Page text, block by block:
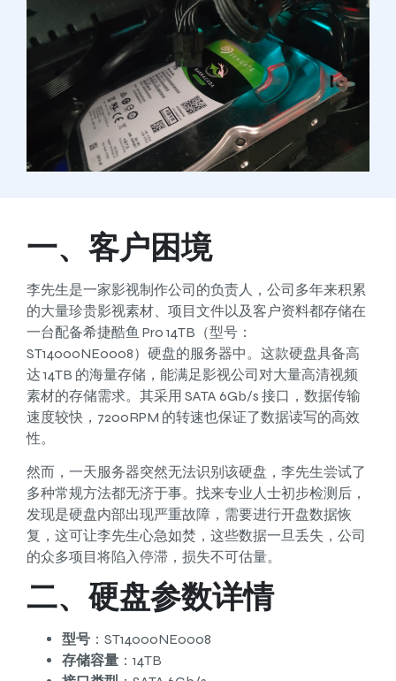
一、客户困境
李先生是一家影视制作公司的负责人，公司多年来积累
的大量珍贵影视素材、项目文件以及客户资料都存储在
一台配备希捷酷鱼 Pro 14TB（型号：
ST14000NE0008）硬盘的服务器中。这款硬盘具备高
达 14TB 的海量存储，能满足影视公司对大量高清视频
素材的存储需求。其采用 SATA 6Gb/s 接口，数据传输
速度较快，7200RPM 的转速也保证了数据读写的高效
性。
然而，一天服务器突然无法识别该硬盘，李先生尝试了
多种常规方法都无济于事。找来专业人士初步检测后，
发现是硬盘内部出现严重故障，需要进行开盘数据恢
复，这可让李先生心急如焚，这些数据一旦丢失，公司
的众多项目将陷入停滞，损失不可估量。
二、硬盘参数详情
型号 ：ST14000NE0008
存储容量 ：14TB